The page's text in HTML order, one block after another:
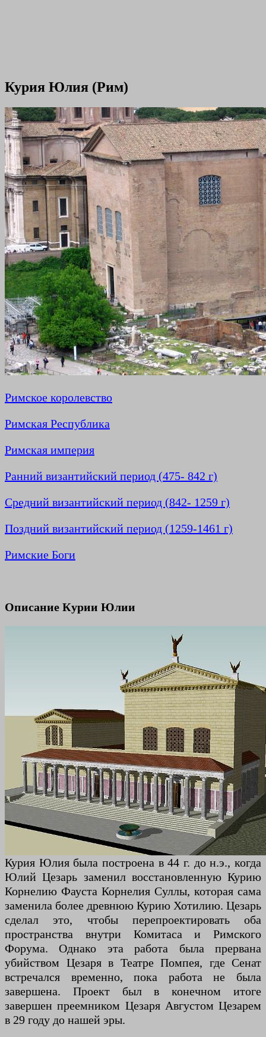
Курия Юлия (Рим)
Римское королевство
Римская Республика
Римская империя
Ранний византийский период (475- 842 г)
Средний византийский период (842- 1259 г)
Поздний византийский период (1259-1461 г)
Римские Боги
Описание Курии Юлии
Курия Юлия была построена в 44 г. до н.э., когда
Юлий Цезарь заменил восстановленную Курию
Корнелию Фауста Корнелия Суллы, которая сама
заменила более древнюю Курию Хотилию. Цезарь
сделал это, чтобы перепроектировать оба
пространства внутри Комитаса и Римского
Форума. Однако эта работа была прервана
убийством Цезаря в Театре Помпея, где Сенат
встречался временно, пока работа не была
завершена. Проект был в конечном итоге
завершен преемником Цезаря Августом Цезарем
в 29 году до нашей эры.